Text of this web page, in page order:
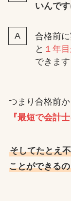
いんで
合格前
と １年
できます
つまり合格前
『最短で会計
そしてたとえ
ことができる